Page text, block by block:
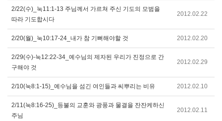
2/22(수)_눅11:1-13 주님께서 가르쳐 주신 기도의 모범을
따라 기도합시다
2012.02.22
2/20(월)_눅10:17-24_내가 참 기뻐해야할 것 2012.02.20
2/29(수)-눅12:22-34_예수님의 제자된 우리가 진정으로 간
구해야 것
2012.02.29
2/10(눅8:1-15)_예수님을 섬긴 여인들과 씨뿌리는 비유 2012.02.10
2/11(눅8:16-25)_등불의 교훈와 광풍과 물결을 잔잔케하신
주님
2012.02.11